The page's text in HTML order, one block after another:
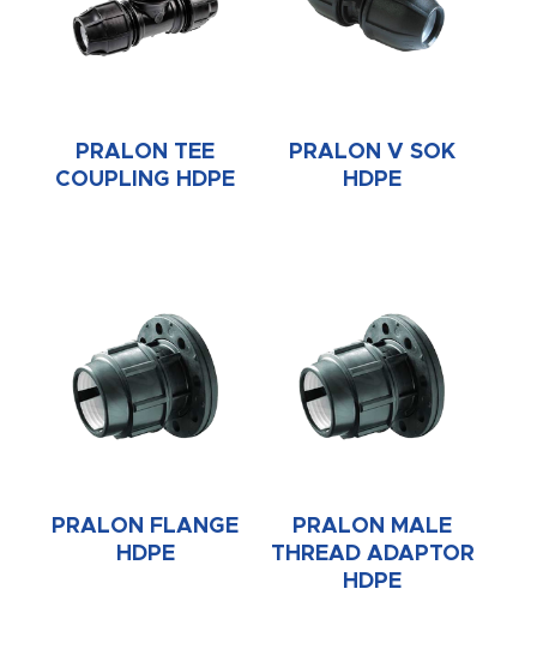
PRALON TEE
COUPLING HDPE
PRALON V SOK
HDPE
PRALON FLANGE
HDPE
PRALON MALE
THREAD ADAPTOR
HDPE